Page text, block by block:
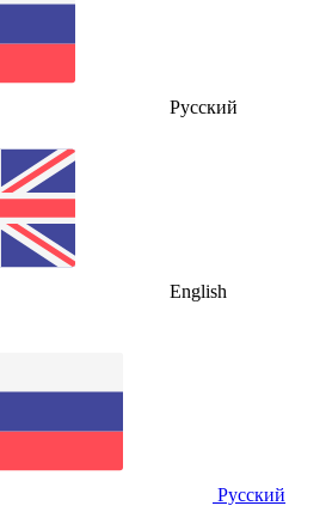
Русский
English
Русский